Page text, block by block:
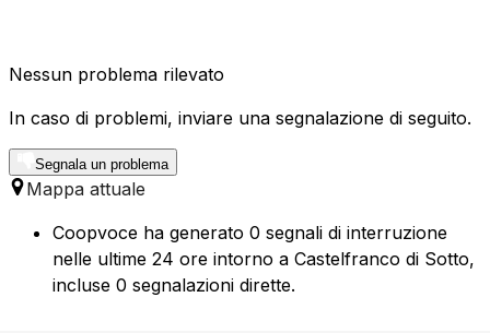
Nessun problema rilevato
In caso di problemi, inviare una segnalazione di seguito.
Segnala un problema
Mappa attuale
Coopvoce ha generato 0 segnali di interruzione
nelle ultime 24 ore intorno a Castelfranco di Sotto,
incluse 0 segnalazioni dirette.